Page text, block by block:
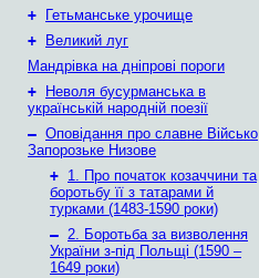
+
Гетьманське урочище
+
Великий луг
Мандрівка на дніпрові пороги
+
Неволя бусурманська в
українській народній поезії
– Оповідання про славне Військо
Запорозьке Низове
+ 1. Про початок козаччини та
боротьбу її з татарами й
турками (1483-1590 роки)
– 2. Боротьба за визволення
України з-під Польщі (1590 –
1649 роки)